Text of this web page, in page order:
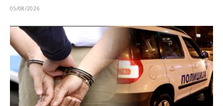
05/08/2026